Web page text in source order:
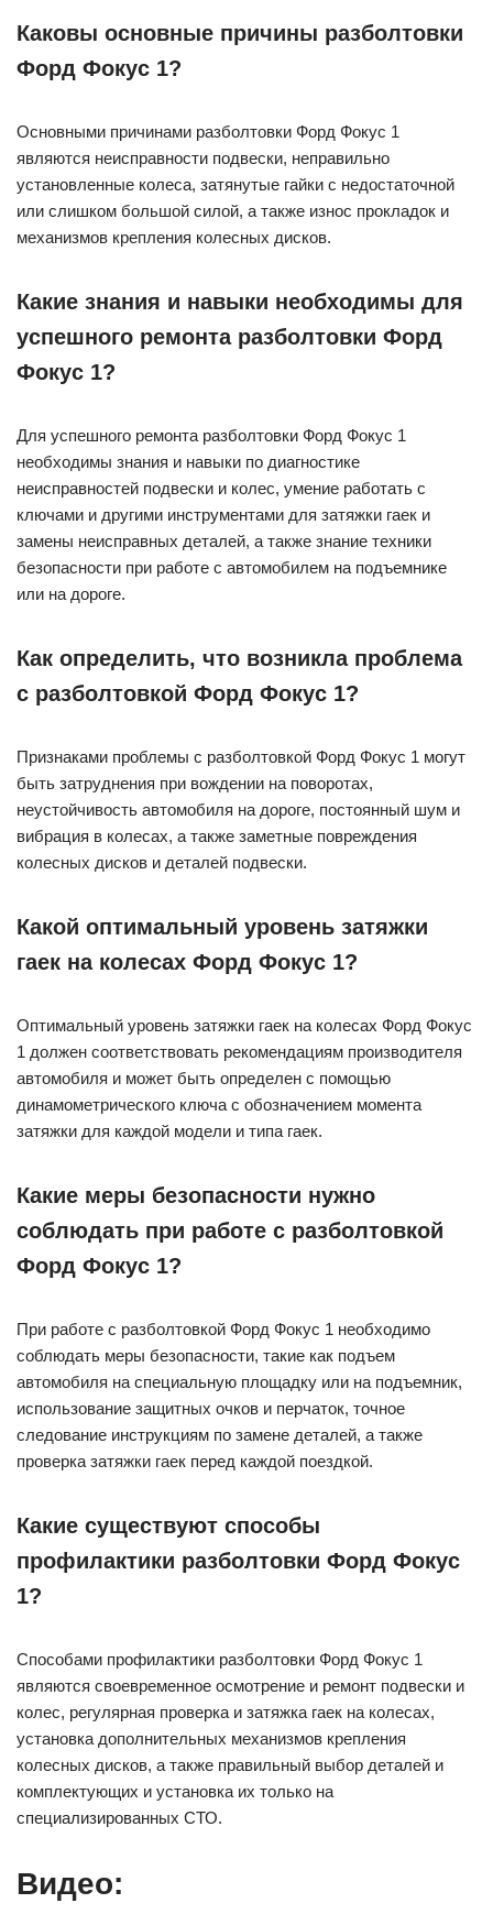
Каковы основные причины разболтовки
Форд Фокус 1?
Основными причинами разболтовки Форд Фокус 1
являются неисправности подвески, неправильно
установленные колеса, затянутые гайки с недостаточной
или слишком большой силой, а также износ прокладок и
механизмов крепления колесных дисков.
Какие знания и навыки необходимы для
успешного ремонта разболтовки Форд
Фокус 1?
Для успешного ремонта разболтовки Форд Фокус 1
необходимы знания и навыки по диагностике
неисправностей подвески и колес, умение работать с
ключами и другими инструментами для затяжки гаек и
замены неисправных деталей, а также знание техники
безопасности при работе с автомобилем на подъемнике
или на дороге.
Как определить, что возникла проблема
с разболтовкой Форд Фокус 1?
Признаками проблемы с разболтовкой Форд Фокус 1 могут
быть затруднения при вождении на поворотах,
неустойчивость автомобиля на дороге, постоянный шум и
вибрация в колесах, а также заметные повреждения
колесных дисков и деталей подвески.
Какой оптимальный уровень затяжки
гаек на колесах Форд Фокус 1?
Оптимальный уровень затяжки гаек на колесах Форд Фокус
1 должен соответствовать рекомендациям производителя
автомобиля и может быть определен с помощью
динамометрического ключа с обозначением момента
затяжки для каждой модели и типа гаек.
Какие меры безопасности нужно
соблюдать при работе с разболтовкой
Форд Фокус 1?
При работе с разболтовкой Форд Фокус 1 необходимо
соблюдать меры безопасности, такие как подъем
автомобиля на специальную площадку или на подъемник,
использование защитных очков и перчаток, точное
следование инструкциям по замене деталей, а также
проверка затяжки гаек перед каждой поездкой.
Какие существуют способы
профилактики разболтовки Форд Фокус
1?
Способами профилактики разболтовки Форд Фокус 1
являются своевременное осмотрение и ремонт подвески и
колес, регулярная проверка и затяжка гаек на колесах,
установка дополнительных механизмов крепления
колесных дисков, а также правильный выбор деталей и
комплектующих и установка их только на
специализированных СТО.
Видео: